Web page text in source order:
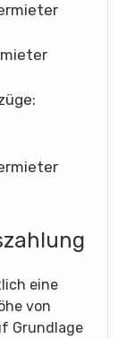
eine
von
Grundlage